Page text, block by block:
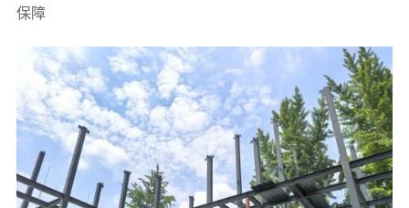
保障